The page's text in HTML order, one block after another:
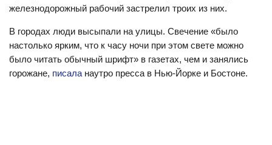
железнодорожный рабочий застрелил троих из них.
В городах люди высыпали на улицы. Свечение «было
настолько ярким, что к часу ночи при этом свете можно
было читать обычный шрифт» в газетах, чем и занялись
горожане, писала наутро пресса в Нью-Йорке и Бостоне.